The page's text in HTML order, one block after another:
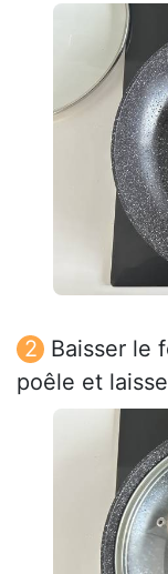
Baisser le
poêle et